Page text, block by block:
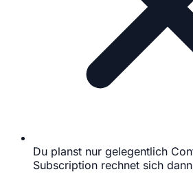
Du planst nur gelegentlich
Subscription rechnet sich